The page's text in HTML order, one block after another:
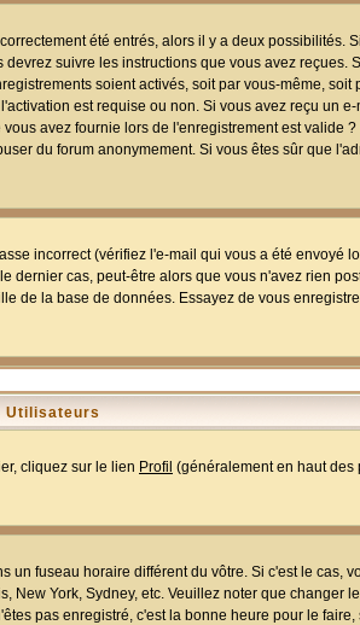
été entrés, alors il y a deux possibilités.
suivre les instructions que vous avez reçues.
soient activés, soit par vous-même, soit
est requise ou non. Si vous avez reçu un
avez fournie lors de l'enregistrement est valide
du forum anonymement. Si vous êtes sûr que
incorrect (vérifiez l'e-mail qui vous a été envoyé
dernier cas, peut-être alors que vous n'avez rien
de la base de données. Essayez de vous
Utilisateurs
cliquez sur le lien Profil (généralement en haut des
un fuseau horaire différent du vôtre. Si c'est le cas,
York, Sydney, etc. Veuillez noter que changer
pas enregistré, c'est la bonne heure pour le